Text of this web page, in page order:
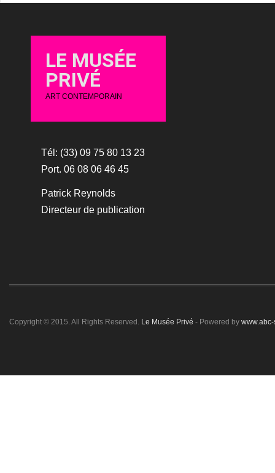
LE MUSÉE
PRIVÉ
ART CONTEMPORAIN
Tél: (33) 09 75 80 13 23
Port. 06 08 06 46 45
Patrick Reynolds
Directeur de publication
Copyright © 2015. All Rights Reserved. Le Musée Privé - Powered by